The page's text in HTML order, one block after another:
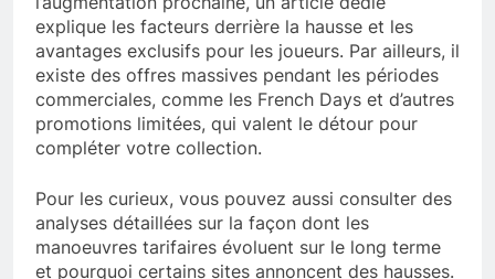
explique les facteurs derrière la hausse et les
avantages exclusifs pour les joueurs. Par ailleurs, il
existe des offres massives pendant les périodes
commerciales, comme les French Days et d’autres
promotions limitées, qui valent le détour pour
compléter votre collection.
Pour les curieux, vous pouvez aussi consulter des
analyses détaillées sur la façon dont les
manoeuvres tarifaires évoluent sur le long terme
et pourquoi certains sites annoncent des hausses.